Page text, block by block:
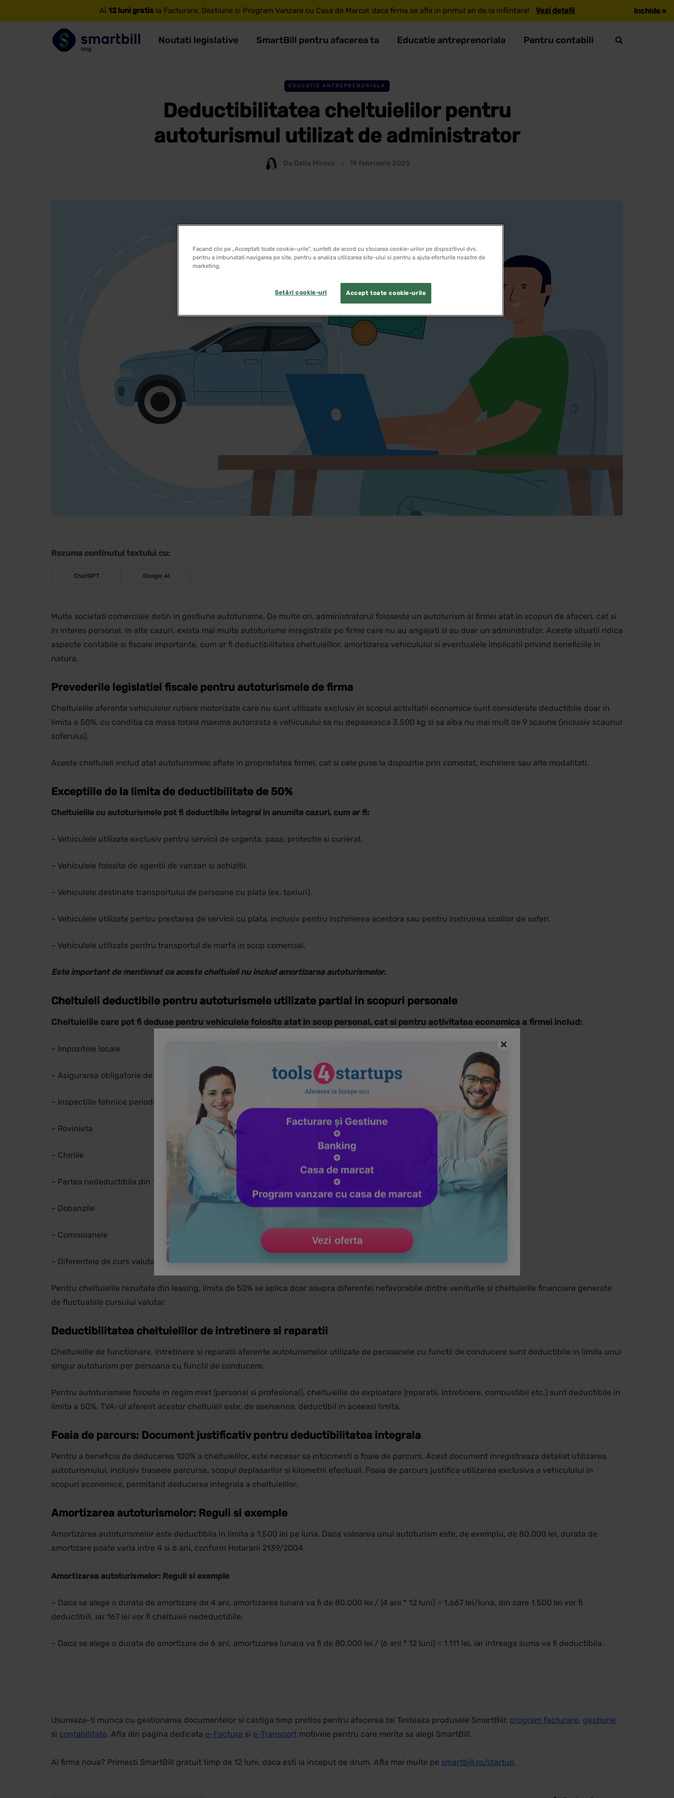
Ai 12 luni gratis la Facturare, Gestiune si Program Vanzare cu Casa de Marcat daca firma se afla in primul an de la infiintare! Vezi detalii Inchide ×
Noutati legislative SmartBill pentru afacerea ta Educatie antreprenoriala Pentru contabili
EDUCATIE ANTREPRENORIALA
Deductibilitatea cheltuielilor pentru
autoturismul utilizat de administrator
De Delia Mircea 19 februarie 2025
Rezuma continutul textului cu:
ChatGPT Google AI
Multe societati comerciale detin in gestiune autoturisme. De multe ori, administratorul foloseste un autoturism al firmei atat in scopuri de afaceri, cat si
in interes personal. In alte cazuri, exista mai multe autoturisme inregistrate pe firme care nu au angajati si au doar un administrator. Aceste situatii ridica
aspecte contabile si fiscale importante, cum ar fi deductibilitatea cheltuielilor, amortizarea vehiculului si eventualele implicatii privind beneficiile in
natura.
Prevederile legislatiei fiscale pentru autoturismele de firma
Cheltuielile aferente vehiculelor rutiere motorizate care nu sunt utilizate exclusiv in scopul activitatii economice sunt considerate deductibile doar in
limita a 50%, cu conditia ca masa totala maxima autorizata a vehiculului sa nu depaseasca 3.500 kg si sa aiba nu mai mult de 9 scaune (inclusiv scaunul
soferului).
Aceste cheltuieli includ atat autoturismele aflate in proprietatea firmei, cat si cele puse la dispozitie prin comodat, inchiriere sau alte modalitati.
Exceptiile de la limita de deductibilitate de 50%
Cheltuielile cu autoturismele pot fi deductibile integral in anumite cazuri, cum ar fi:
– Vehiculele utilizate exclusiv pentru servicii de urgenta, paza, protectie si curierat.
– Vehiculele folosite de agentii de vanzari si achizitii.
– Vehiculele destinate transportului de persoane cu plata (ex. taxiuri).
– Vehiculele utilizate pentru prestarea de servicii cu plata, inclusiv pentru inchirierea acestora sau pentru instruirea scolilor de soferi.
– Vehiculele utilizate pentru transportul de marfa in scop comercial.
Este important de mentionat ca aceste cheltuieli nu includ amortizarea autoturismelor.
Cheltuieli deductibile pentru autoturismele utilizate partial in scopuri personale
Cheltuielile care pot fi deduse pentru vehiculele folosite atat in scop personal, cat si pentru activitatea economica a firmei includ:
– Impozitele locale
– Asigurarea obligatorie de raspundere civila auto
– Inspectiile tehnice periodice
– Rovinieta
– Chiriile
– Partea nedeductibila din TVA
– Dobanzile
– Comisioanele
– Diferentele de curs valutar, inregistrate ca urmare a derularii unor contracte de leasing
Pentru cheltuielile rezultate din leasing, limita de 50% se aplica doar asupra diferentei nefavorabile dintre veniturile si cheltuielile financiare generate
de fluctuatiile cursului valutar.
Deductibilitatea cheltuielilor de intretinere si reparatii
Cheltuielile de functionare, intretinere si reparatii aferente autoturismelor utilizate de persoanele cu functii de conducere sunt deductibile in limita unui
singur autoturism per persoana cu functii de conducere.
Pentru autoturismele folosite in regim mixt (personal si profesional), cheltuielile de exploatare (reparatii, intretinere, combustibil etc.) sunt deductibile in
limita a 50%. TVA-ul aferent acestor cheltuieli este, de asemenea, deductibil in aceeasi limita.
Foaia de parcurs: Document justificativ pentru deductibilitatea integrala
Pentru a beneficia de deducerea 100% a cheltuielilor, este necesar sa intocmesti o foaie de parcurs. Acest document inregistreaza detaliat utilizarea
autoturismului, inclusiv traseele parcurse, scopul deplasarilor si kilometrii efectuali. Foaia de parcurs justifica utilizarea exclusiva a vehiculului in
scopuri economice, permitand deducerea integrala a cheltuielilor.
Amortizarea autoturismelor: Reguli si exemple
Amortizarea autoturismelor este deductibila in limita a 1.500 lei pe luna. Daca valoarea unui autoturism este, de exemplu, de 80.000 lei, durata de
amortizare poate varia intre 4 si 6 ani, conform Hotararii 2139/2004.
Amortizarea autoturismelor: Reguli si exemple
– Daca se alege o durata de amortizare de 4 ani, amortizarea lunara va fi de 80.000 lei / (4 ani * 12 luni) = 1.667 lei/luna, din care 1.500 lei vor fi
deductibili, iar 167 lei vor fi cheltuieli nedeductibile.
– Daca se alege o durata de amortizare de 6 ani, amortizarea lunara va fi de 80.000 lei / (6 ani * 12 luni) = 1.111 lei, iar intreaga suma va fi deductibila.
Usureaza-ti munca cu gestionarea documentelor si castiga timp pretios pentru afacerea ta! Testeaza produsele SmartBill: program facturare, gestiune
si contabilitate. Afla din pagina dedicata e-Factura si e-Transport motivele pentru care merita sa alegi SmartBill.
Ai firma noua? Primesti SmartBill gratuit timp de 12 luni, daca esti la inceput de drum. Afla mai multe pe smartbill.ro/startup.
Facand clic pe „Acceptati toate cookie-urile”, sunteti de acord cu stocarea cookie-urilor pe dispozitivul dvs.
pentru a imbunatati navigarea pe site, pentru a analiza utilizarea site-ului si pentru a ajuta eforturile noastre de
marketing.
Accept toate cookie-urile
Setări cookie-uri